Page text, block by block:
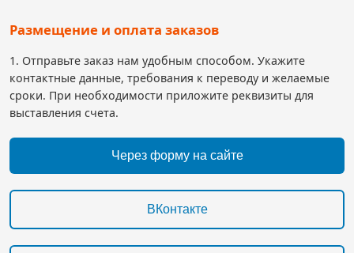
Размещение и оплата заказов
1. Отправьте заказ нам удобным способом. Укажите
контактные данные, требования к переводу и желаемые
сроки. При необходимости приложите реквизиты для
выставления счета.
Через форму на сайте
ВКонтакте